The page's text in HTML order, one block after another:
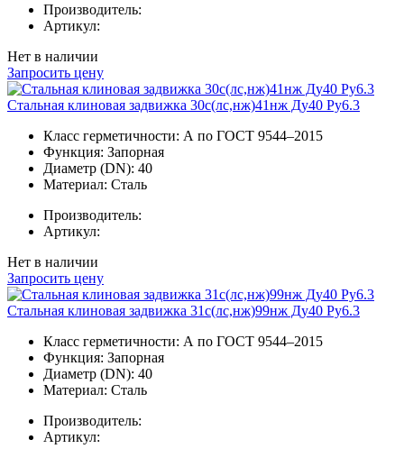
Производитель:
Артикул:
Нет в наличии
Запросить цену
Стальная клиновая задвижка 30с(лс,нж)41нж Ду40 Ру6.3
Класс герметичности: А по ГОСТ 9544–2015
Функция: Запорная
Диаметр (DN): 40
Материал: Сталь
Производитель:
Артикул:
Нет в наличии
Запросить цену
Стальная клиновая задвижка 31с(лс,нж)99нж Ду40 Ру6.3
Класс герметичности: А по ГОСТ 9544–2015
Функция: Запорная
Диаметр (DN): 40
Материал: Сталь
Производитель:
Артикул: